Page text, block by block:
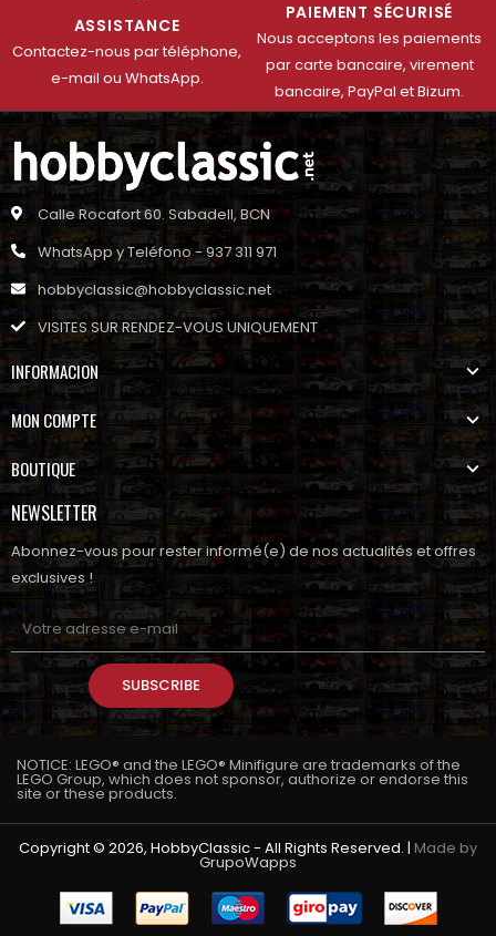
ASSISTANCE
Contactez-nous par téléphone,
e-mail ou WhatsApp.
PAIEMENT SÉCURISÉ
Nous acceptons les paiements
par carte bancaire, virement
bancaire, PayPal et Bizum.
Calle Rocafort 60. Sabadell, BCN
WhatsApp y Teléfono - 937 311 971
hobbyclassic@hobbyclassic.net
VISITES SUR RENDEZ-VOUS UNIQUEMENT
INFORMACION
MON COMPTE
BOUTIQUE
NEWSLETTER
Abonnez-vous pour rester informé(e) de nos actualités et offres
exclusives !
SUBSCRIBE
NOTICE: LEGO® and the LEGO® Minifigure are trademarks of the
LEGO Group, which does not sponsor, authorize or endorse this
site or these products.
Copyright © 2026, HobbyClassic - All Rights Reserved. | Made by
GrupoWapps